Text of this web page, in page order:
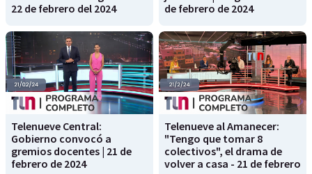
22 de febrero del 2024
de febrero de 2024
Telenueve Central:
Gobierno convocó a
gremios docentes | 21 de
febrero de 2024
Telenueve al Amanecer:
"Tengo que tomar 8
colectivos", el drama de
volver a casa - 21 de febrero